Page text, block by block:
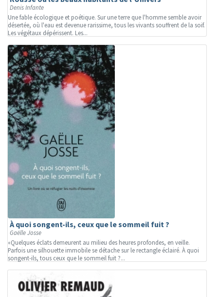
Denis Infante
Une fable écologique et poétique. Sur une terre que l'homme semble avoir
désertée, où l'eau est devenue rarissime, tous les vivants souffrent de la soif.
Les végétaux dépérissent. Les...
À quoi songent-ils, ceux que le sommeil fuit ?
Gaëlle Josse
«Quelques éclats demeurent au milieu des heures profondes, en veille.
Parfois une silhouette immobile se détache sur le rectangle éclairé. À quoi
songent-ils, tous ceux que le sommeil fuit ?...